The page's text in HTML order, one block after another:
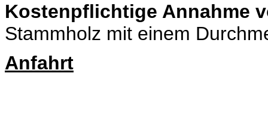
Kostenpflichtige Annahme
Stammholz mit einem
Anfahrt